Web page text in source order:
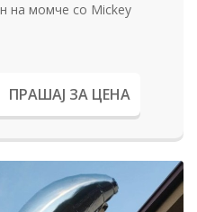
на момче со Mickey
ПРАШАЈ ЗА ЦЕНА